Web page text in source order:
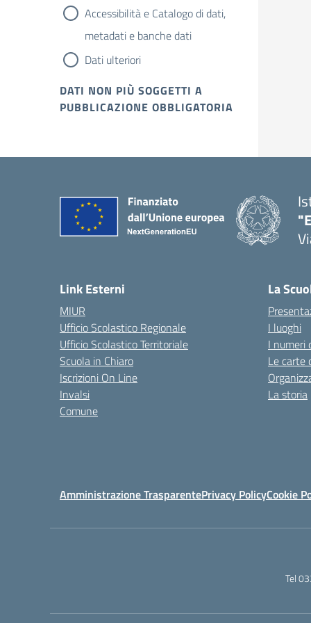
Accessibilità e Catalogo di dati,
metadati e banche dati
Dati ulteriori
DATI NON PIÙ SOGGETTI A
PUBBLICAZIONE OBBLIGATORIA
Link Esterni
MIUR
Ufficio Scolastico Regionale
Ufficio Scolastico Territoriale
Scuola in Chiaro
Iscrizioni On Line
Invalsi
Comune
La
I luoghi
I numeri
Le carte
La storia
Amministrazione TrasparentePrivacy PolicyCookie
Tel